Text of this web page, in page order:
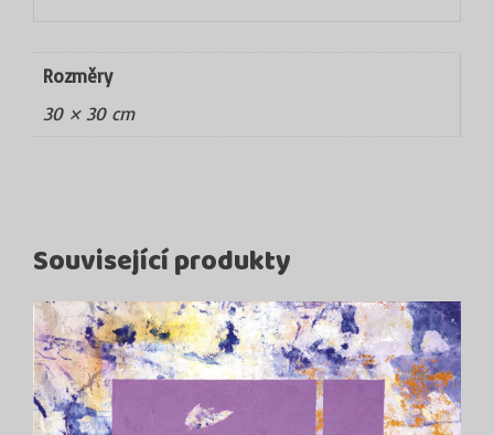
Rozměry
30 × 30 cm
Související produkty